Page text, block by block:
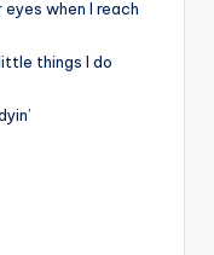
eyes when I reach
things I do